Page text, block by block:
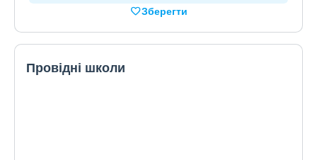
Зберегти
Провідні школи